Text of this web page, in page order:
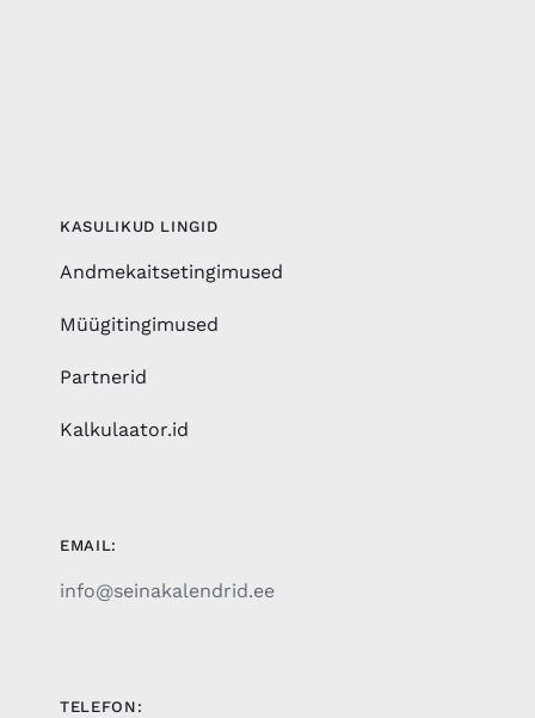
KASULIKUD LINGID
Andmekaitsetingimused
Müügitingimused
Partnerid
Kalkulaator.id
EMAIL:
info@seinakalendrid.ee
TELEFON: